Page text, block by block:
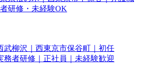
研修・未経験OK